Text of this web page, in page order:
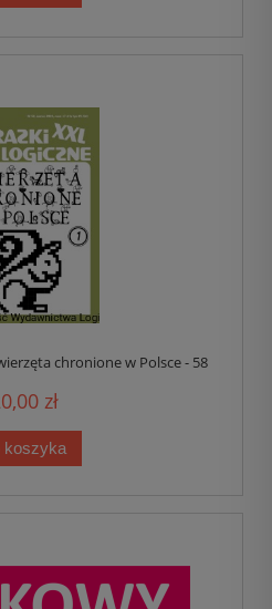
chronione w Polsce - 58
zł
koszyka